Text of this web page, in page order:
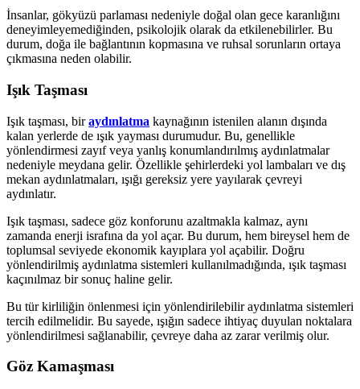
İnsanlar, gökyüzü parlaması nedeniyle doğal olan gece karanlığını
deneyimleyemediğinden, psikolojik olarak da etkilenebilirler. Bu
durum, doğa ile bağlantının kopmasına ve ruhsal sorunların ortaya
çıkmasına neden olabilir.
Işık Taşması
Işık taşması, biraydınlatma kaynağının istenilen alanın dışında
kalan yerlerde de ışık yayması durumudur. Bu, genellikle
yönlendirmesi zayıf veya yanlış konumlandırılmış aydınlatmalar
nedeniyle meydana gelir. Özellikle şehirlerdeki yol lambaları ve dış
mekan aydınlatmaları, ışığı gereksiz yere yayılarak çevreyi
aydınlatır.
Işık taşması, sadece göz konforunu azaltmakla kalmaz, aynı
zamanda enerji israfına da yol açar. Bu durum, hem bireysel hem de
toplumsal seviyede ekonomik kayıplara yol açabilir. Doğru
yönlendirilmiş aydınlatma sistemleri kullanılmadığında, ışık taşması
kaçınılmaz bir sonuç haline gelir.
Bu tür kirliliğin önlenmesi için yönlendirilebilir aydınlatma sistemleri
tercih edilmelidir. Bu sayede, ışığın sadece ihtiyaç duyulan noktalara
yönlendirilmesi sağlanabilir, çevreye daha az zarar verilmiş olur.
Göz Kamaşması